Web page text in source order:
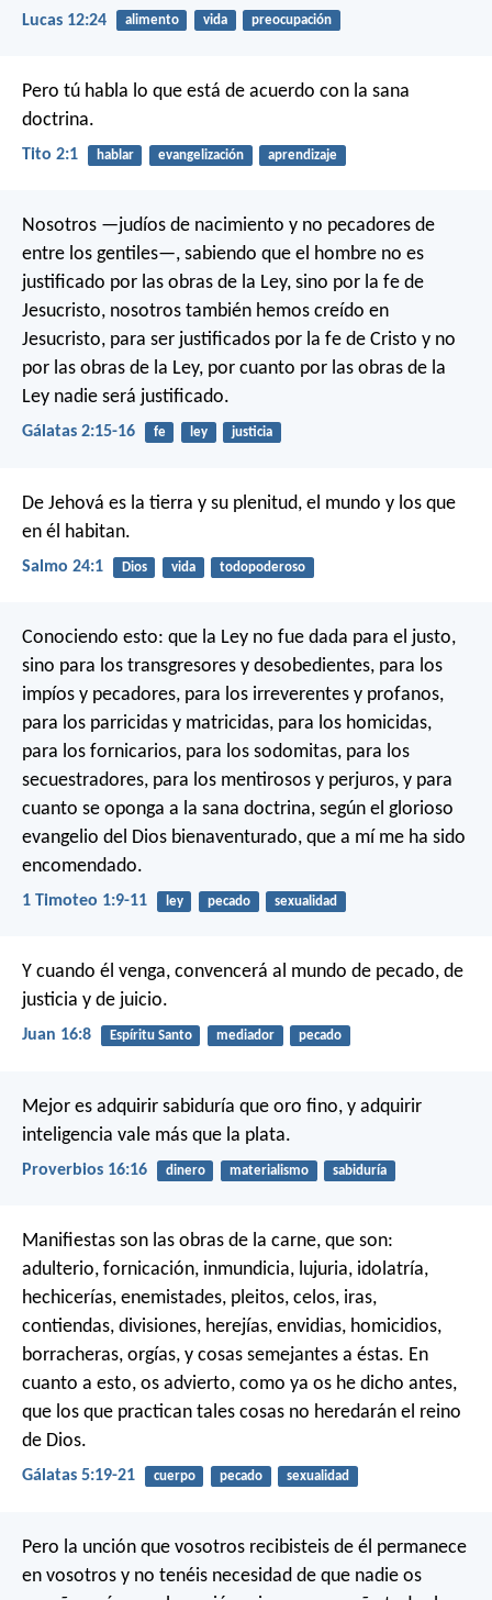
Lucas 12:24 alimento vida preocupación
Pero tú habla lo que está de acuerdo con la sana
doctrina.
Tito 2:1 hablar evangelización aprendizaje
Nosotros —judíos de nacimiento y no pecadores de
entre los gentiles—, sabiendo que el hombre no es
justificado por las obras de la Ley, sino por la fe de
Jesucristo, nosotros también hemos creído en
Jesucristo, para ser justificados por la fe de Cristo y no
por las obras de la Ley, por cuanto por las obras de la
Ley nadie será justificado.
Gálatas 2:15-16 fe ley justicia
De Jehová es la tierra y su plenitud, el mundo y los que
en él habitan.
Salmo 24:1 Dios vida todopoderoso
Conociendo esto: que la Ley no fue dada para el justo,
sino para los transgresores y desobedientes, para los
impíos y pecadores, para los irreverentes y profanos,
para los parricidas y matricidas, para los homicidas,
para los fornicarios, para los sodomitas, para los
secuestradores, para los mentirosos y perjuros, y para
cuanto se oponga a la sana doctrina, según el glorioso
evangelio del Dios bienaventurado, que a mí me ha sido
encomendado.
1 Timoteo 1:9-11 ley pecado sexualidad
Y cuando él venga, convencerá al mundo de pecado, de
justicia y de juicio.
Juan 16:8 Espíritu Santo mediador pecado
Mejor es adquirir sabiduría que oro fino, y adquirir
inteligencia vale más que la plata.
Proverbios 16:16 dinero materialismo sabiduría
Manifiestas son las obras de la carne, que son:
adulterio, fornicación, inmundicia, lujuria, idolatría,
hechicerías, enemistades, pleitos, celos, iras,
contiendas, divisiones, herejías, envidias, homicidios,
borracheras, orgías, y cosas semejantes a éstas. En
cuanto a esto, os advierto, como ya os he dicho antes,
que los que practican tales cosas no heredarán el reino
de Dios.
Gálatas 5:19-21 cuerpo pecado sexualidad
Pero la unción que vosotros recibisteis de él permanece
en vosotros y no tenéis necesidad de que nadie os